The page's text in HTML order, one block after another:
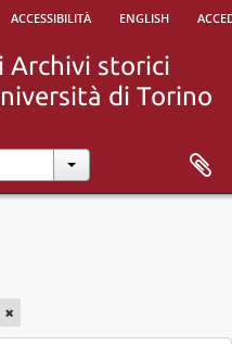
accessibilità english